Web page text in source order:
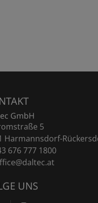
GmbH
5
Harmannsdorf-
676 777 1800
UNS